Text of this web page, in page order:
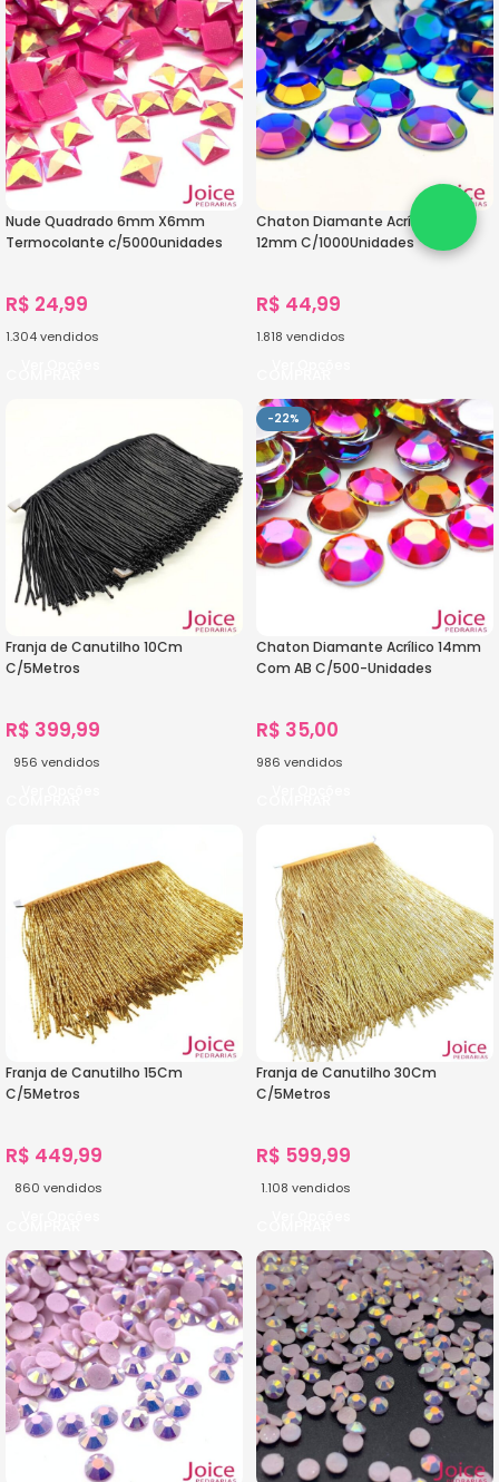
Nude Quadrado 6mm X6mm
Termocolante c/5000unidades
R$ 24,99
1.304vendidos
Chaton Diamante Acrílico Ab
12mm C/1000Unidades
R$ 44,99
1.818 vendidos
Franja de Canutilho 10Cm
C/5Metros
R$ 399,99
956 vendidos
-22%
Chaton Diamante Acrílico 14mm
Com AB C/500-Unidades
R$ 35,00
986 vendidos
Franja de Canutilho 15Cm
C/5Metros
R$ 449,99
860 vendidos
Franja de Canutilho 30Cm
C/5Metros
R$ 599,99
1.108 vendidos